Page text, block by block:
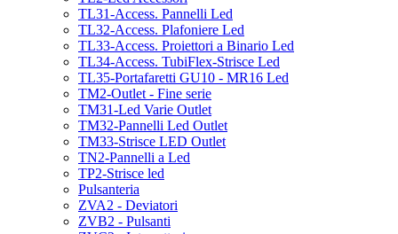
TL31-Access. Pannelli Led
TL32-Access. Plafoniere Led
TL33-Access. Proiettori a Binario Led
TL34-Access. TubiFlex-Strisce Led
TL35-Portafaretti GU10 - MR16 Led
TM2-Outlet - Fine serie
TM31-Led Varie Outlet
TM32-Pannelli Led Outlet
TM33-Strisce LED Outlet
TN2-Pannelli a Led
TP2-Strisce led
Pulsanteria
ZVA2 - Deviatori
ZVB2 - Pulsanti